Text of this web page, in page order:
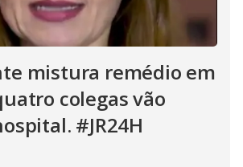
mistura remédio em
colegas vão
#JR24H